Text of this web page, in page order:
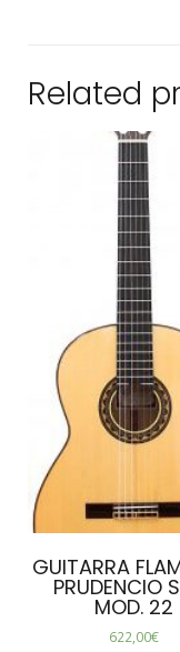
Related
GUITARRA
PRUDENCIO
MOD. 22
622,00€